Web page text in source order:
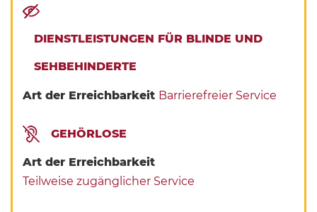
DIENSTLEISTUNGEN FÜR BLINDE UND
SEHBEHINDERTE
Art der Erreichbarkeit Barrierefreier Service
GEHÖRLOSE
Art der Erreichbarkeit
Teilweise zugänglicher Service